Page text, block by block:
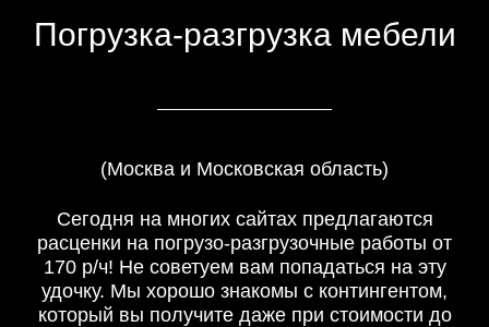
Погрузка-разгрузка мебели
(Москва и Московская область)
Сегодня на многих сайтах предлагаются
расценки на погрузо-разгрузочные работы от
170 р/ч! Не советуем вам попадаться на эту
удочку. Мы хорошо знакомы с контингентом,
который вы получите даже при стоимости до